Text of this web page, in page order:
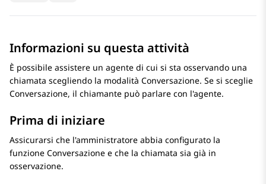
Informazioni su questa attività
È possibile assistere un agente di cui si sta osservando una
chiamata scegliendo la modalità Conversazione. Se si sceglie
Conversazione, il chiamante può parlare con l'agente.
Prima di iniziare
Assicurarsi che l'amministratore abbia configurato la
funzione Conversazione e che la chiamata sia già in
osservazione.